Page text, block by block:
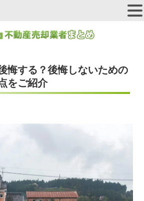
悔する？後悔しないための
をご紹介